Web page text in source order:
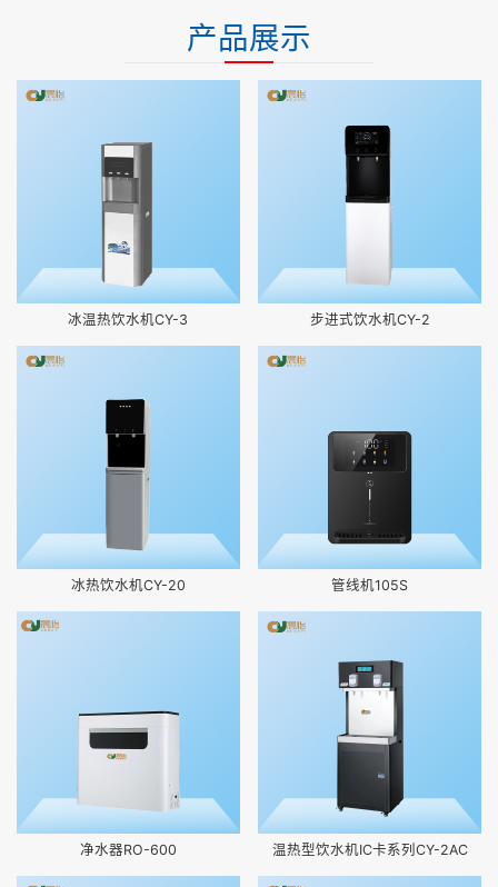
产品展示
冰温热饮水机CY-3 步进式饮水机CY-2
冰热饮水机CY-20 管线机105S
净水器RO-600 温热型饮水机IC卡系列CY-2AC